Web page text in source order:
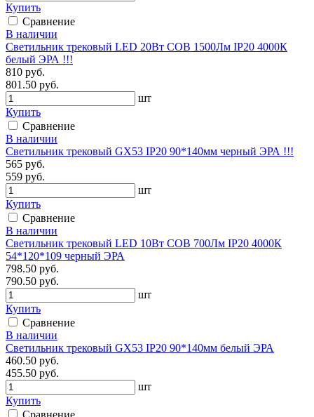
Купить
Сравнение
В наличии
Светильник трековый LED 20Вт COB 1500Лм IP20 4000К
белый ЭРА !!!
810 руб.
801.50 руб.
шт
Купить
Сравнение
В наличии
Светильник трековый GX53 IP20 90*140мм черный ЭРА !!!
565 руб.
559 руб.
шт
Купить
Сравнение
В наличии
Светильник трековый LED 10Вт COB 700Лм IP20 4000К
54*120*109 черный ЭРА
798.50 руб.
790.50 руб.
шт
Купить
Сравнение
В наличии
Светильник трековый GX53 IP20 90*140мм белый ЭРА
460.50 руб.
455.50 руб.
шт
Купить
Сравнение